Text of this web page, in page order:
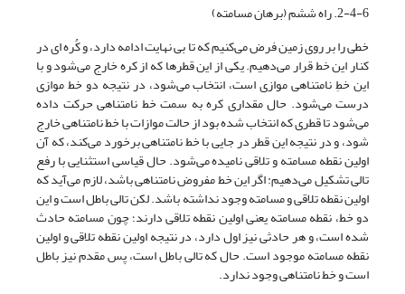
2-4-6. راه ششم (برهان مسامته)
خطی را بر روی زمین فرض می‌کنیم که تا بی نهایت ادامه دارد، و کُره ای در
کنار این خط قرار می‌دهیم. یکی از این قطر‌ها که از کره خارج می‌شود و با
این خطِ نامتناهی موازی است، انتخاب می‌شود، در نتیجه دو خط موازی
درست می‌شود. حال مقداری کره به سمت خط نامتناهی حرکت داده
می‌شود تا قطری که انتخاب شده بود از حالت موازات با خط نامتناهی خارج
شود، و در نتیجه این قطر در جایی با خط نامتناهی برخورد می‌کند، که آن
اولین نقطه مسامته و تلاقی نامیده می‌شود. حال قیاسی استثنایی با رفع
تالی تشکیل می‌دهیم: اگر این خط مفروض نامتناهی باشد، لازم می‌آید که
اولین نقطه تلاقی و مسامته وجود نداشته باشد. لکن تالی باطل است و این
دو خط، نقطه مسامته یعنی اولین نقطه تلاقی دارند؛ چون مسامته حادث
شده است، و هر حادثی نیز اول دارد، در نتیجه اولین نقطه تلاقی و اولین
نقطه مسامته موجود است. حال که تالی باطل است، پس مقدم نیز باطل
است و خط نامتناهی وجود ندارد.